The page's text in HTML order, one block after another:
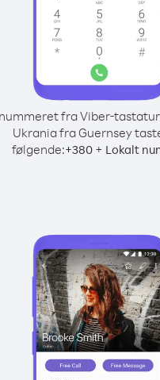
fra Viber-
Ukrania fra Guernsey
følgende:+380+ Lokalt